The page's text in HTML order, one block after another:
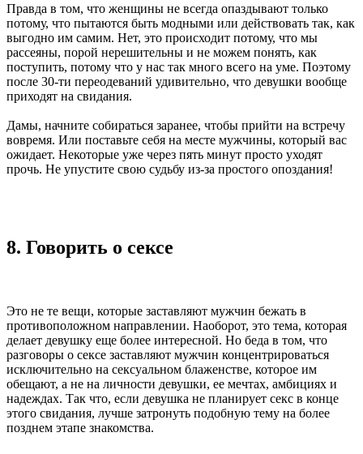
Правда в том, что женщины не всегда опаздывают только
потому, что пытаются быть модными или действовать так, как
выгодно им самим. Нет, это происходит потому, что мы
рассеяны, порой нерешительны и не можем понять, как
поступить, потому что у нас так много всего на уме. Поэтому
после 30-ти переодеваний удивительно, что девушки вообще
приходят на свидания.
Дамы, начните собираться заранее, чтобы прийти на встречу
вовремя. Или поставьте себя на месте мужчины, который вас
ожидает. Некоторые уже через пять минут просто уходят
прочь. Не упустите свою судьбу из-за простого опоздания!
8. Говорить о сексе
Это не те вещи, которые заставляют мужчин бежать в
противоположном направлении. Наоборот, это тема, которая
делает девушку еще более интересной. Но беда в том, что
разговоры о сексе заставляют мужчин концентрироваться
исключительно на сексуальном блаженстве, которое им
обещают, а не на личности девушки, ее мечтах, амбициях и
надеждах. Так что, если девушка не планирует секс в конце
этого свидания, лучше затронуть подобную тему на более
позднем этапе знакомства.